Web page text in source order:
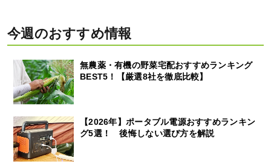
今週のおすすめ情報
無農薬・有機の野菜宅配おすすめランキング
BEST5！【厳選8社を徹底比較】
【2026年】ポータブル電源おすすめランキン
グ5選！ 後悔しない選び方を解説